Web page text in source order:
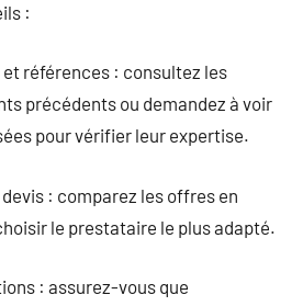
:
références : consultez les
précédents ou demandez à voir
pour vérifier leur expertise.
: comparez les offres en
le prestataire le plus adapté.
: assurez-vous que